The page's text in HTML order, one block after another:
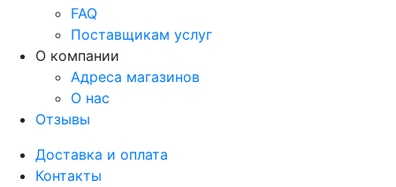
FAQ
Поставщикам услуг
О компании
Адреса магазинов
О нас
Отзывы
Доставка и оплата
Контакты